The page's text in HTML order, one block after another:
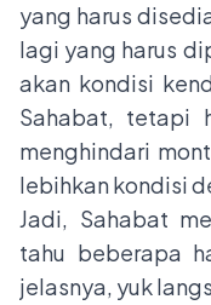
yang harus
lagi yang harus
akan kondisi
Sahabat, tetapi
menghindari
lebihkan kondisi
Jadi, Sahabat
tahu beberapa
jelasnya, yuk